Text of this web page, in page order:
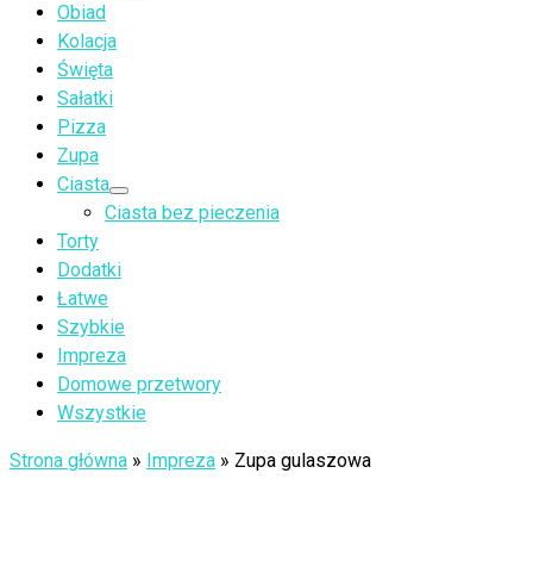
Obiad
Kolacja
Święta
Sałatki
Pizza
Zupa
Ciasta
Ciasta bez pieczenia
Torty
Dodatki
Łatwe
Szybkie
Impreza
Domowe przetwory
Wszystkie
Strona główna » Impreza » Zupa gulaszowa